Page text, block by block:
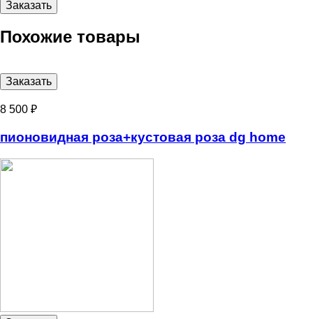
Похожие товары
8 500 ₽
пионовидная роза+кустовая роза dg home